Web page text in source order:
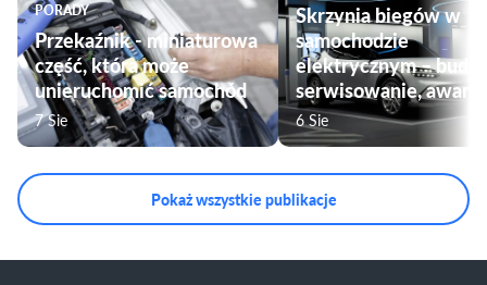
PORADY
Przekaźnik - miniaturowa
część, która może
unieruchomić samochód
7 Sie
Skrzynia biegów w
samochodzie
elektrycznym –
serwisowanie, awarie
6 Sie
Pokaż wszystkie publikacje